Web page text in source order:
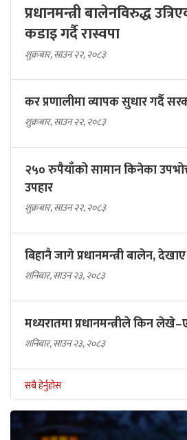
प्रधानमन्त्री बालेनविरुद्ध
कडाइ गर्दै रास्वपा
शुक्रबार, साउन २२, २०८३
कर प्रणालीमा व्यापक सुधार गर्दै
शुक्रबार, साउन २२, २०८३
२५० रुपैयाँको सामान किनेका
उपहार
शुक्रबार, साउन २२, २०८३
बिहानै जागे प्रधानमन्त्री बालेन,
शनिबार, साउन २३, २०८३
मध्यरातमा प्रधानमन्त्रीले किन
शनिबार, साउन २३, २०८३
सबै हेर्नुहोस